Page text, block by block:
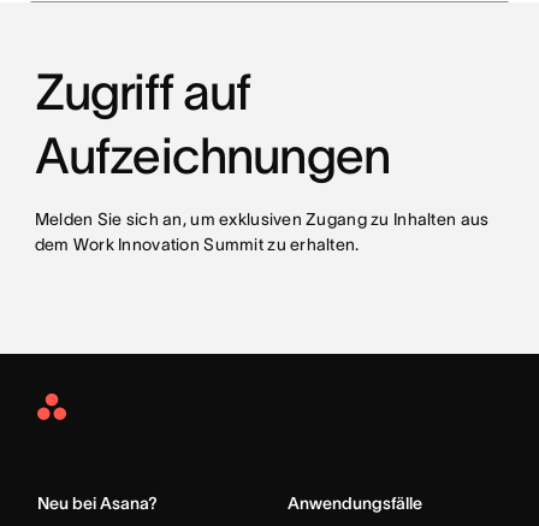
Zugriff auf
Aufzeichnungen
Melden Sie sich an, um exklusiven Zugang zu Inhalten aus
dem Work Innovation Summit zu erhalten.
Asana
Neu bei Asana? Anwendungsfälle